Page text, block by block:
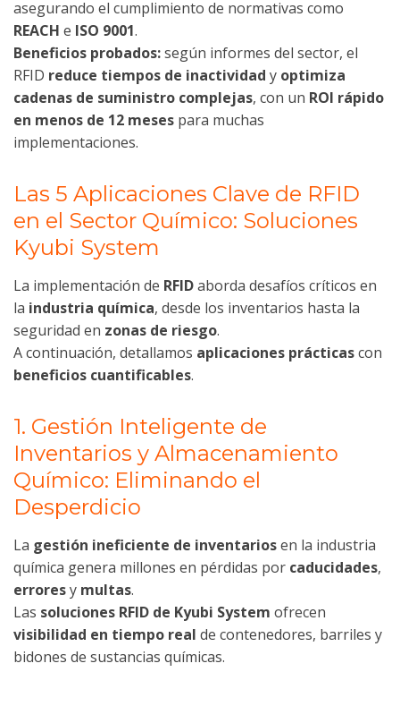
asegurando el cumplimiento de normativas como
REACH e ISO 9001.
Beneficios probados:según informes del sector, el
RFID reduce tiempos de inactividad y optimiza
cadenas de suministro complejas, con un ROI rápido
en menos de 12 meses para muchas
implementaciones.
Las 5 Aplicaciones Clave de RFID
en el Sector Químico: Soluciones
Kyubi System
La implementación de RFIDaborda desafíos críticos en
la industria química, desde los inventarios hasta la
seguridad en zonas de riesgo.
A continuación, detallamos aplicaciones prácticascon
beneficios cuantificables.
1. Gestión Inteligente de
Inventarios y Almacenamiento
Químico: Eliminando el
Desperdicio
La gestión ineficiente de inventariosen la industria
química genera millones en pérdidas por caducidades,
erroresy multas.
Las soluciones RFID de Kyubi System ofrecen
visibilidad en tiempo real de contenedores, barriles y
bidones de sustancias químicas.